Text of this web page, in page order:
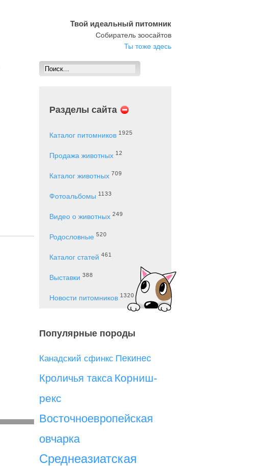
Твой идеальный питомник
Собиратель зоосайтов
Ты тоже здесь
Разделы сайта
Каталог питомников 1925
Продажа животных 12
Каталог животных 709
Фотоальбомы 1133
Видео о животных 249
Родословные 520
Каталог статей 461
Выставки 388
Новости питомников 1320
Популярные породы
Канадский сфинкс Пекинес
Кроличья такса Корниш-
рекс
Восточноевропейская
овчарка
Среднеазиатская